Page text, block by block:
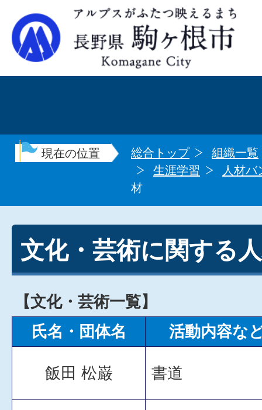
現在の位置 総合トップ
組織一覧
生涯学習
人材バ
材
文化・芸術に関する
【文化・芸術一覧】
氏名・団体名
活動内容な
飯田 松巌 書道